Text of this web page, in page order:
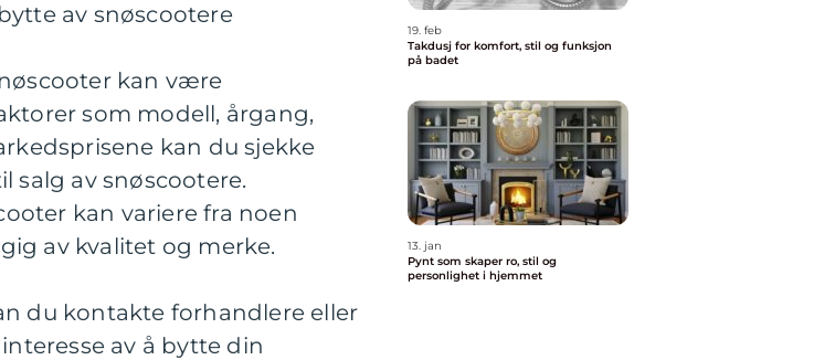
av snøscootere
kan være
som modell, årgang,
kan du sjekke
salg av snøscootere.
kan variere fra noen
av kvalitet og merke.
du kontakte forhandlere eller
av å bytte din
19. feb
Takdusj for komfort, stil og funksjon
på badet
13. jan
Pynt som skaper ro, stil og
personlighet i hjemmet